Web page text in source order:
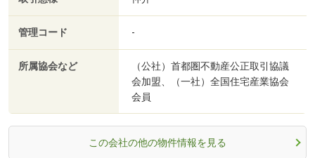
管理コード -
所属協会など
（公社）首都圏不動産公正取引協議
会加盟、（一社）全国住宅産業協会
会員
この会社の他の物件情報を見る